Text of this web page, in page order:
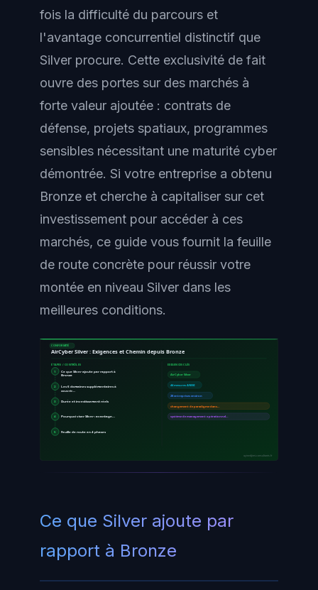
fois la difficulté du parcours et
l'avantage concurrentiel distinctif que
Silver procure. Cette exclusivité de fait
ouvre des portes sur des marchés à
forte valeur ajoutée : contrats de
défense, projets spatiaux, programmes
sensibles nécessitant une maturité cyber
démontrée. Si votre entreprise a obtenu
Bronze et cherche à capitaliser sur cet
investissement pour accéder à ces
marchés, ce guide vous fournit la feuille
de route concrète pour réussir votre
montée en niveau Silver dans les
meilleures conditions.
CONFORMITÉ
AirCyber Silver : Exigences et Chemin depuis Bronze
ÉTAPES / CONTRÔLES
1
Ce que Silver ajoute par rapport à
Bronze
2
Les 6 domaines supplémentaires à
couvrir…
3 Durée et investissement réels
4 Pourquoi viser Silver : avantage…
5 Feuille de route en 4 phases
EXIGENCES CLÉS
AirCyber Silver
44 mesures ANSSI
28 entreprises environ
changement de paradigme dans…
système de management opérationnel…
ayinedjimi-consultants.fr
Ce que Silver ajoute par
rapport à Bronze